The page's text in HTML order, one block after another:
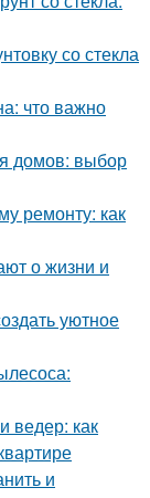
со стекла
что важно
домов: выбор
ремонту: как
о жизни и
уютное
ведер: как
и